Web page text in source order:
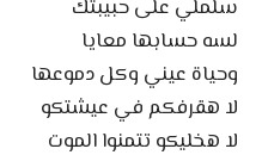
سلملي على حبيبتك
لسه حسابها معايا
وحياة عيني وكل دموعها
لا هقرفكم في عيشتكو
لا هخليكو تتمنوا الموت